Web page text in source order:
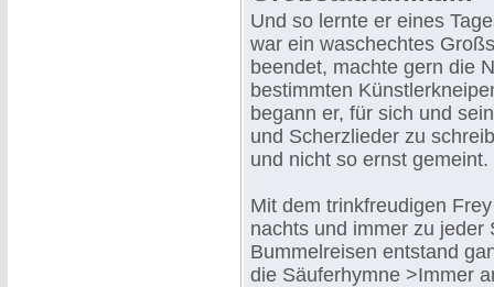
Und so lernte er eines
war ein waschechtes
beendet, machte gern die
bestimmten
begann er, für sich und
und Scherzlieder zu
und nicht so ernst gemeint.
Mit dem trinkfreudigen
nachts und immer zu jeder
Bummelreisen entstand
die Säuferhymne >Immer